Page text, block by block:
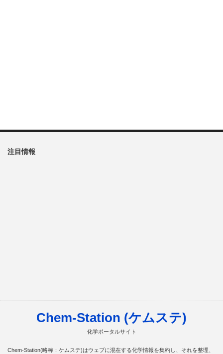
注目情報
Chem-Station (ケムステ)
化学ポータルサイト
Chem-Station(略称：ケムステ)はウェブに混在する化学情報を集約し、それを整理、